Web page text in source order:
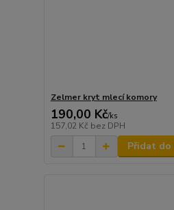
Zelmer kryt mlecí komory
190,00 Kč/ks
157,02 Kč bez DPH
Přidat do